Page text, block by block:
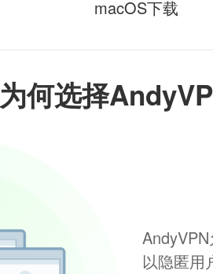
为何选择
以隐匿用
macOS下载